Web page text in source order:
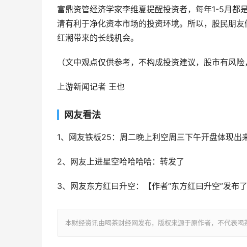
富鼎资管经济学家李维夏提醒投资者，每年1-5月都
清有利于净化资本市场的投资环境。所以，股民朋
红潮带来的长线机会。
（文中观点仅供参考，不构成投资建议，股市有风险
上游新闻记者 王也
网友看法
1、网友铁板25：周二晚上利空周三下午开盘体现出
2、网友上进星空哈哈哈哈：转发了
3、网友东方红曰升空：【作者“东方红曰升空”发布
本财经资讯由喝茶财经网发布，版权来源于原作者，不代表